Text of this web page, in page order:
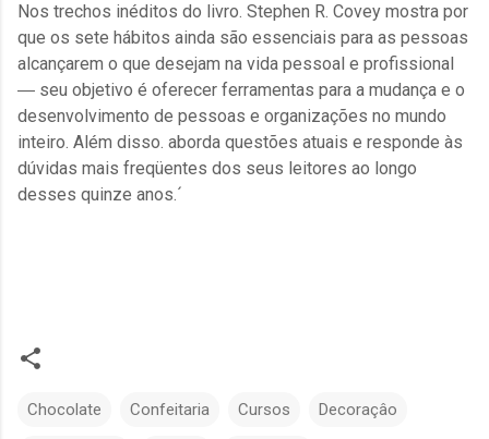
Nos trechos inéditos do livro. Stephen R. Covey mostra por
que os sete hábitos ainda são essenciais para as pessoas
alcançarem o que desejam na vida pessoal e profissional
― seu objetivo é oferecer ferramentas para a mudança e o
desenvolvimento de pessoas e organizações no mundo
inteiro. Além disso. aborda questões atuais e responde às
dúvidas mais freqüentes dos seus leitores ao longo
desses quinze anos.´
Chocolate Confeitaria Cursos Decoraçâo